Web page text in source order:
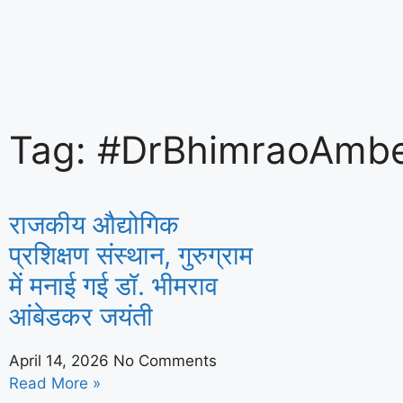
बहस
Tag:
राजकीय औद्योगिक
प्रशिक्षण संस्थान, गुरुग्राम
में मनाई गई डॉ. भीमराव
आंबेडकर जयंती
April 14, 2026 No Comments
Read More »